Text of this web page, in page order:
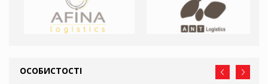
ОСОБИСТОСТІ